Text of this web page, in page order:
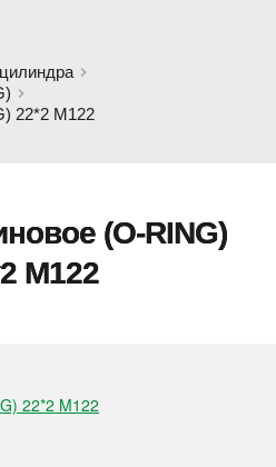
22*2 M122
(O-RING)
M122